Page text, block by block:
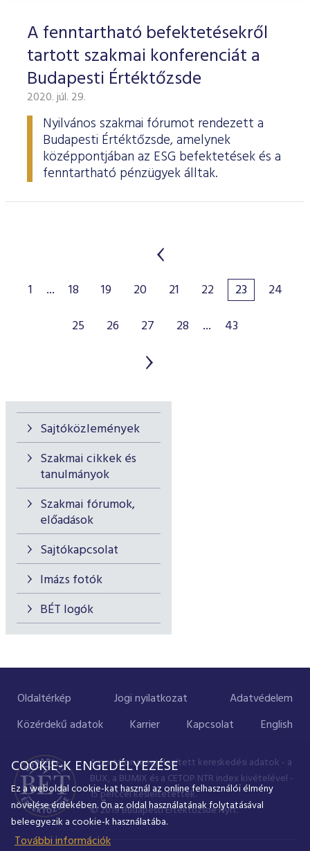
Sajtóközlemények
Szakmai cikkek és
tanulmányok
Szakmai fórumok,
előadások
Sajtókapcsolat
Imázs fotók
BÉT logók
A fenntartható befektetésekről
tartott szakmai konferenciát a
Budapesti Értéktőzsde
2020. júl. 29.
Nyilvános szakmai fórumot rendezett a
Budapesti Értéktőzsde, amelynek
középpontjában az ESG befektetések és a
fenntartható pénzügyek álltak.
1 ... 18 19 20 21 22 23
24
25
26 27 28 ... 43
Oldaltérkép Jogi nyilatkozat
Adatvédelem
Közérdekű adatok
Karrier Kapcsolat English
A portálon megjelenített kereskedési adatok - a
BUX, a BUMIX és a CETOP NTR index kivételével -
15 perccel késleltetettek.
© 2019 Budapesti Értéktőzsde Nyrt.
COOKIE-K ENGEDÉLYEZÉSE
Ez a weboldal cookie-kat használ az online felhasználói élmény
növelése érdekében. Ön az oldal használatának folytatásával
beleegyezik a cookie-k használatába.
További információk